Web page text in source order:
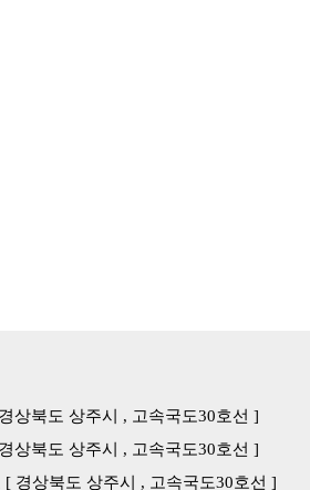
상북도 상주시 , 고속국도30호선 ]
상북도 상주시 , 고속국도30호선 ]
[ 경상북도 상주시 , 고속국도30호선 ]